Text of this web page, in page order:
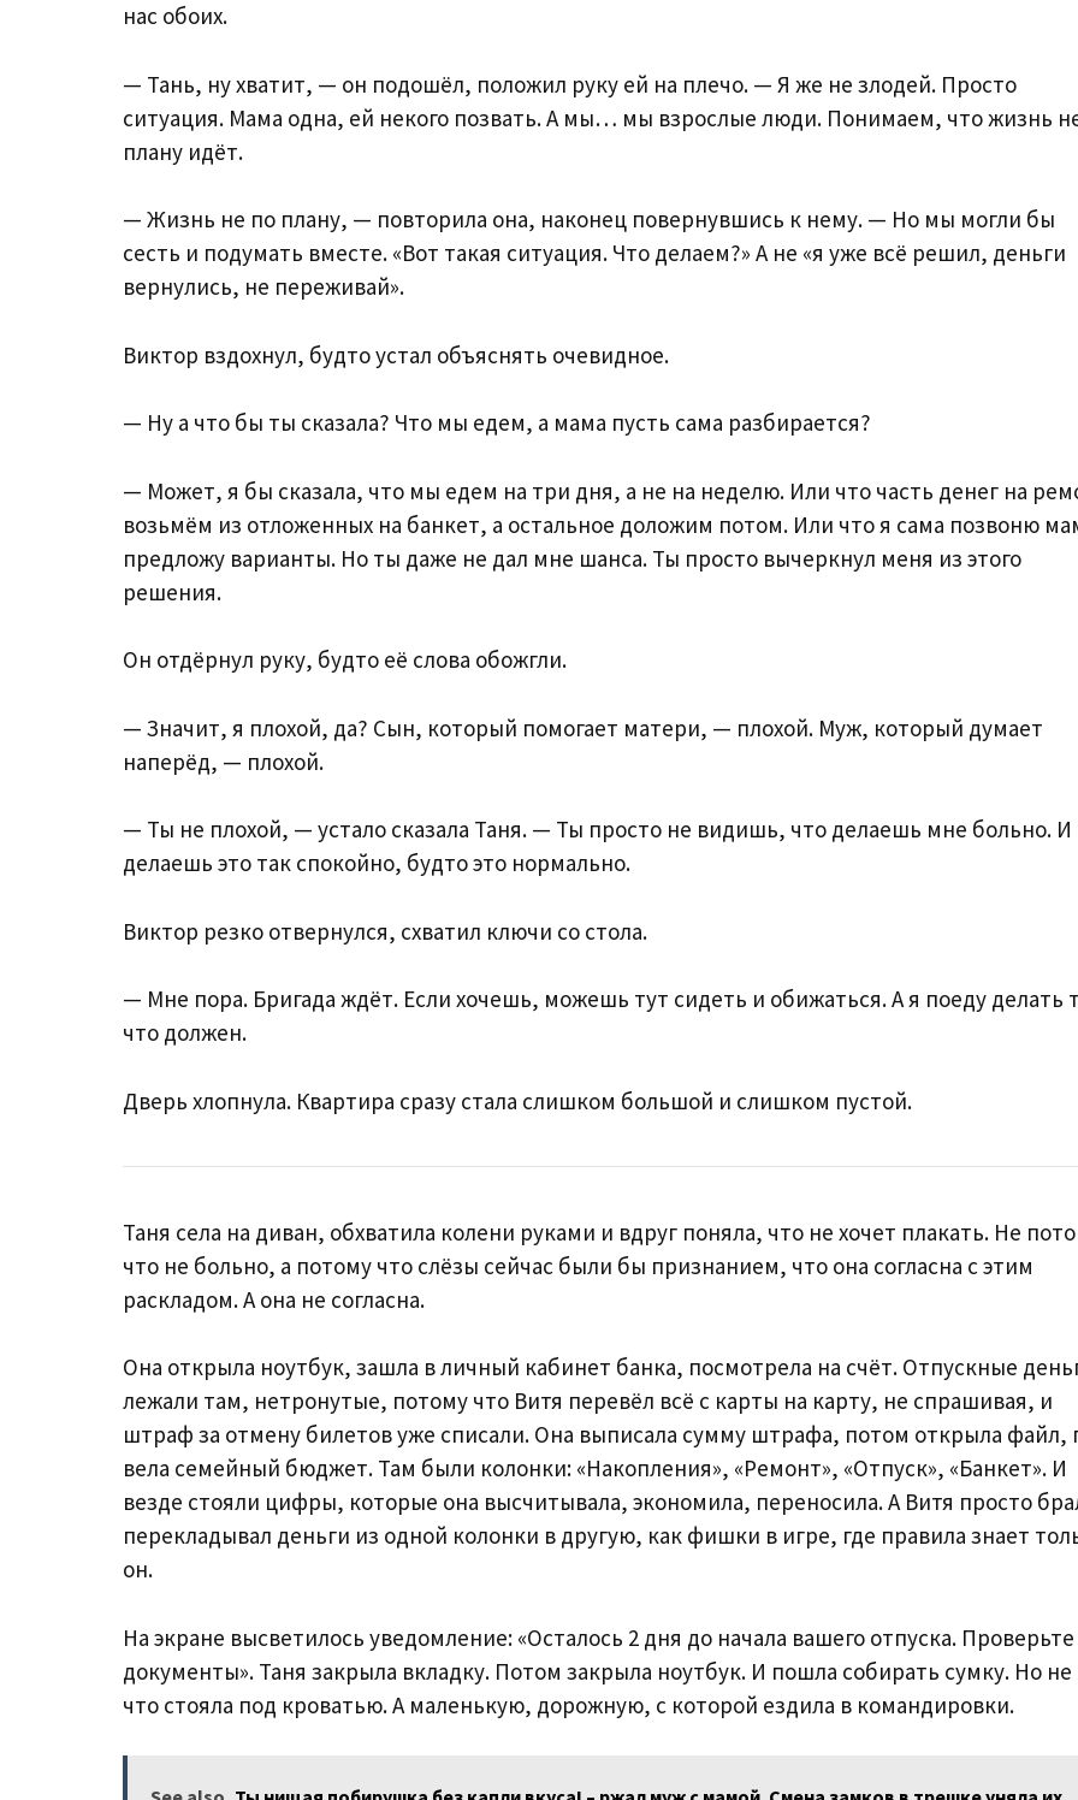
нас обоих.
— Тань, ну хватит, — он подошёл, положил руку ей на плечо. — Я же не злодей. Просто
ситуация. Мама одна, ей некого позвать. А мы… мы взрослые люди. Понимаем, что жизнь
плану идёт.
— Жизнь не по плану, — повторила она, наконец повернувшись к нему. — Но мы могли бы
сесть и подумать вместе. «Вот такая ситуация. Что делаем?» А не «я уже всё решил, деньги
вернулись, не переживай».
Виктор вздохнул, будто устал объяснять очевидное.
— Ну а что бы ты сказала? Что мы едем, а мама пусть сама разбирается?
— Может, я бы сказала, что мы едем на три дня, а не на неделю. Или что часть денег на
возьмём из отложенных на банкет, а остальное доложим потом. Или что я сама позвоню
предложу варианты. Но ты даже не дал мне шанса. Ты просто вычеркнул меня из этого
решения.
Он отдёрнул руку, будто её слова обожгли.
— Значит, я плохой, да? Сын, который помогает матери, — плохой. Муж, который думает
наперёд, — плохой.
— Ты не плохой, — устало сказала Таня. — Ты просто не видишь, что делаешь мне больно. И
делаешь это так спокойно, будто это нормально.
Виктор резко отвернулся, схватил ключи со стола.
— Мне пора. Бригада ждёт. Если хочешь, можешь тут сидеть и обижаться. А я поеду делать
что должен.
Дверь хлопнула. Квартира сразу стала слишком большой и слишком пустой.
Таня села на диван, обхватила колени руками и вдруг поняла, что не хочет плакать. Не
что не больно, а потому что слёзы сейчас были бы признанием, что она согласна с этим
раскладом. А она не согласна.
Она открыла ноутбук, зашла в личный кабинет банка, посмотрела на счёт. Отпускные
лежали там, нетронутые, потому что Витя перевёл всё с карты на карту, не спрашивая, и
штраф за отмену билетов уже списали. Она выписала сумму штрафа, потом открыла файл,
вела семейный бюджет. Там были колонки: «Накопления», «Ремонт», «Отпуск», «Банкет». И
везде стояли цифры, которые она высчитывала, экономила, переносила. А Витя просто
перекладывал деньги из одной колонки в другую, как фишки в игре, где правила знает
он.
На экране высветилось уведомление: «Осталось 2 дня до начала вашего отпуска. Проверьте
документы». Таня закрыла вкладку. Потом закрыла ноутбук. И пошла собирать сумку. Но не
что стояла под кроватью. А маленькую, дорожную, с которой ездила в командировки.